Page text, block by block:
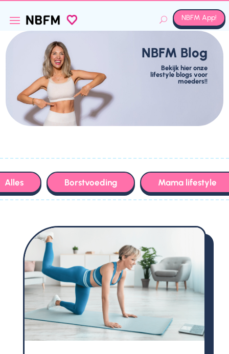
NBFM App!
NBFM Blog
Bekijk hier onze
lifestyle blogs voor
moeders!!
Alles Borstvoeding Mama lifestyle